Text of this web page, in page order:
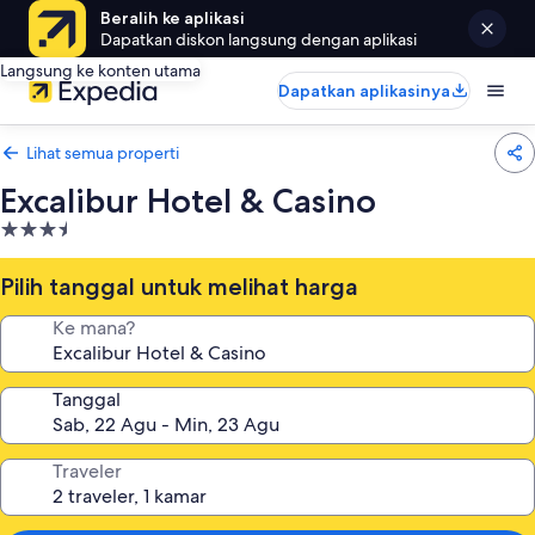
Beralih ke aplikasi
Dapatkan diskon langsung dengan aplikasi
Langsung ke konten utama
Dapatkan aplikasinya
Lihat semua properti
Excalibur Hotel & Casino
Properti
bintang
3.5
Pilih tanggal untuk melihat harga
Ke mana?
Tanggal
Traveler